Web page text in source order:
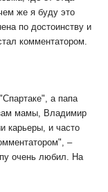
же я буду это
по достоинству и
комментатором.
а папа
мамы, Владимир
карьеры, и часто
–
очень любил. На